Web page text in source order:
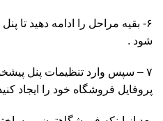
۶- بقیه مراحل را ادامه دهید تا
شود .
۷ – سپس وارد تنظیمات پنل
پروفایل فروشگاه خود را ایجاد